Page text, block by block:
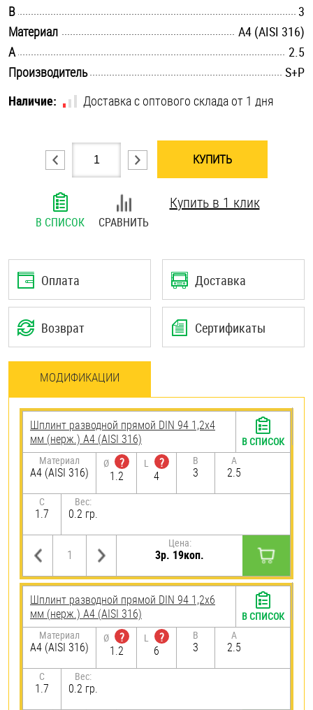
Хомуты
Шплинты
Штифты и пальцы
B
3
Материал
A4 (AISI 316)
A
2.5
Производитель
S+P
Наличие:
Доставка с оптового склада от 1 дня
КУПИТЬ
В СПИСОК СРАВНИТЬ
Купить в 1 клик
Оплата Доставка
Возврат Сертификаты
МОДИФИКАЦИИ
Шплинт разводной прямой DIN 94 1,2х4
мм (нерж.) A4 (AISI 316)
Материал
A4 (AISI 316)
Ø
?
1.2
L
?
4
B
3
A
2.5
C
1.7
Вес:
0.2 гр.
Цена:
3р. 19коп.
В СПИСОК
Шплинт разводной прямой DIN 94 1,2х6
мм (нерж.) A4 (AISI 316)
Материал
A4 (AISI 316)
Ø
?
1.2
L
?
6
B
3
A
2.5
C
1.7
Вес:
0.2 гр.
В СПИСОК